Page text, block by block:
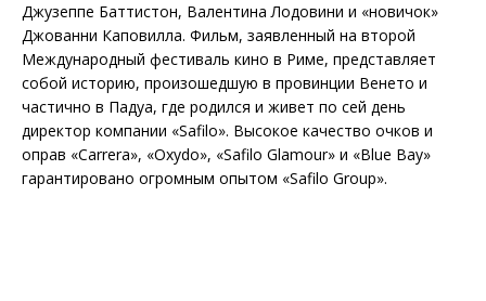
Джузеппе Баттистон, Валентина Лодовини и «новичок»
Джованни Каповилла. Фильм, заявленный на второй
Международный фестиваль кино в Риме, представляет
собой историю, произошедшую в провинции Венето и
частично в Падуа, где родился и живет по сей день
директор компании «Safilo». Высокое качество очков и
оправ «Carrera», «Oxydo», «Safilo Glamour» и «Blue Bay»
гарантировано огромным опытом «Safilo Group».